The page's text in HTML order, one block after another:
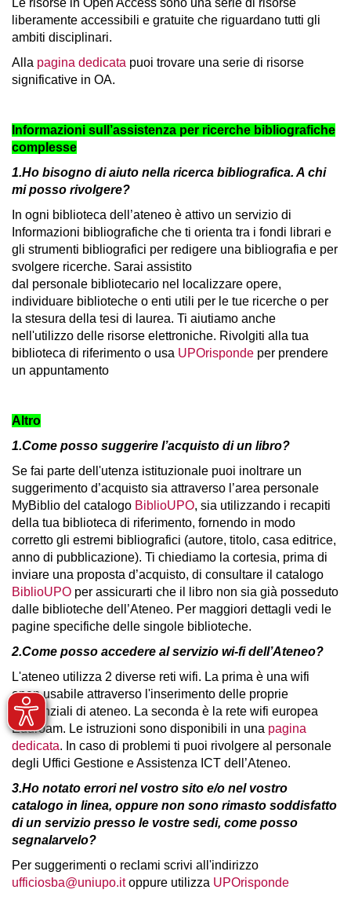
Le risorse in Open Access sono una serie di risorse
liberamente accessibili e gratuite che riguardano tutti gli
ambiti disciplinari.
Alla pagina dedicata puoi trovare una serie di risorse
significative in OA.
Informazioni sull’assistenza per ricerche bibliografiche
complesse
1.Ho bisogno di aiuto nella ricerca bibliografica. A chi
mi posso rivolgere?
In ogni biblioteca dell’ateneo è attivo un servizio di
Informazioni bibliografiche che ti orienta tra i fondi librari e
gli strumenti bibliografici per redigere una bibliografia e per
svolgere ricerche. Sarai assistito
dal personale bibliotecario nel localizzare opere,
individuare biblioteche o enti utili per le tue ricerche o per
la stesura della tesi di laurea. Ti aiutiamo anche
nell'utilizzo delle risorse elettroniche. Rivolgiti alla tua
biblioteca di riferimento o usa UPOrisponde per prendere
un appuntamento
Altro
1.Come posso suggerire l’acquisto di un libro?
Se fai parte dell'utenza istituzionale puoi inoltrare un
suggerimento d’acquisto sia attraverso l’area personale
MyBiblio del catalogo BiblioUPO, sia utilizzando i recapiti
della tua biblioteca di riferimento, fornendo in modo
corretto gli estremi bibliografici (autore, titolo, casa editrice,
anno di pubblicazione). Ti chiediamo la cortesia, prima di
inviare una proposta d’acquisto, di consultare il catalogo
BiblioUPO per assicurarti che il libro non sia già posseduto
dalle biblioteche dell’Ateneo. Per maggiori dettagli vedi le
pagine specifiche delle singole biblioteche.
2.Come posso accedere al servizio wi-fi dell’Ateneo?
L'ateneo utilizza 2 diverse reti wifi. La prima è una wifi
open usabile attraverso l'inserimento delle proprie
credenziali di ateneo. La seconda è la rete wifi europea
Eduroam. Le istruzioni sono disponibili in una pagina
dedicata. In caso di problemi ti puoi rivolgere al personale
degli Uffici Gestione e Assistenza ICT dell’Ateneo.
3.Ho notato errori nel vostro sito e/o nel vostro
catalogo in linea, oppure non sono rimasto soddisfatto
di un servizio presso le vostre sedi, come posso
segnalarvelo?
Per suggerimenti o reclami scrivi all'indirizzo
ufficiosba@uniupo.itoppure utilizza UPOrisponde